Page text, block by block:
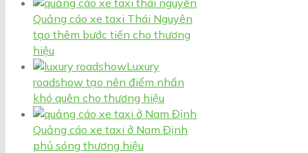
Quảng cáo xe taxi Thái Nguyên
tạo thêm bước tiến cho thương
hiệu
Luxury
roadshow tạo nên điểm nhấn
khó quên cho thương hiệu
Quảng cáo xe taxi ở Nam Định
phủ sóng thương hiệu